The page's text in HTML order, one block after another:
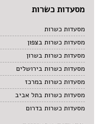
מסעדות כשרות
מסעדות כשרות
מסעדות כשרות בצפון
מסעדות כשרות בשרון
מסעדות כשרות בירושלים
מסעדות כשרות במרכז
מסעדות כשרות בתל אביב
מסעדות כשרות בדרום